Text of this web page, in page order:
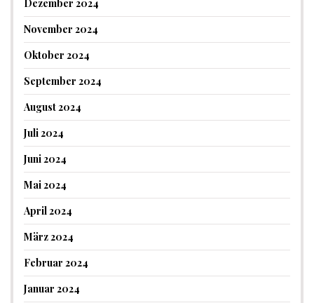
Dezember 2024
November 2024
Oktober 2024
September 2024
August 2024
Juli 2024
Juni 2024
Mai 2024
April 2024
März 2024
Februar 2024
Januar 2024